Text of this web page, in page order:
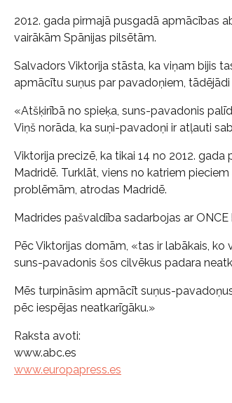
2012. gada pirmajā pusgadā apmācības
vairākām Spānijas pilsētām.
Salvadors Viktorija stāsta, ka viņam bijis
apmācītu suņus par pavadoņiem,
«Atšķirībā no spieķa, suns-pavadonis
Viņš norāda, ka suņi-pavadoņi ir atļauti
Viktorija precizē, ka tikai 14 no 2012.
Madridē. Turklāt, viens no katriem
problēmām, atrodas Madridē.
Madrides pašvaldība sadarbojas ar
Pēc Viktorijas domām, «tas ir labākais,
suns-pavadonis šos cilvēkus padara
Mēs turpināsim apmācīt suņus-
pēc iespējas neatkarīgāku.»
Raksta avoti:
www.abc.es
www.europapress.es